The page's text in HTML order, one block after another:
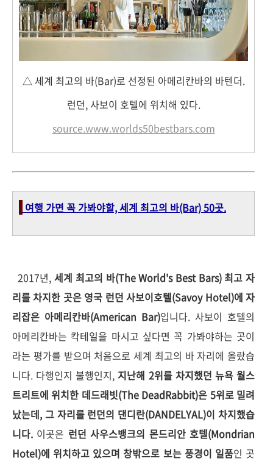
△ 세계 최고의 바(Bar)로 선정된 아메리칸바의 바텐더.
런던, 사보이 호텔에 위치해 있다.
source.www.worlds50bestbars.com
- 여행 가면 꼭 가봐야할, 세계 최고의 바(Bar) 50곳.
2017년,세계 최고의 바(The World's Best Bars) 최고 자
리를 차지한 곳은 영국 런던 사보이호텔(Savoy Hotel)에 자
리잡은 아메리칸바(American Bar)입니다. 사보이 호텔의
아메리칸바는 칵테일을 마시고 싶다면 꼭 가봐야하는 곳이
라는 평가를 받으며 처음으로 세계 최고의 바 자리에 올랐습
니다. 다행인지 불행인지, 지난해 2위를 차지했던 뉴욕 월스
트리트에 위치한 데드래빗(The DeadRabbit)은 5위로 밀려
났는데, 그 자리를 런던의 댄디란(DANDELYAL)이 차지했습
니다. 이곳은 런던 사우스뱅크의 몬드리안 호텔(Mondrian
Hotel)에 위치하고 있으며 창밖으로 보는 풍경이 일품인 곳